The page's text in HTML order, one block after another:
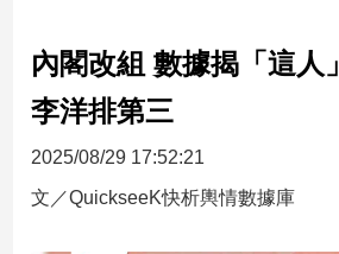
台
財
新
聞
內閣改組 數據揭「這人
李洋排第三
2025/08/29 17:52:21
文／QuickseeK快析輿情數據庫